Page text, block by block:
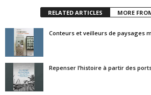
RELATED ARTICLES MORE
Conteurs et veilleurs de paysages
Repenser l’histoire à partir des